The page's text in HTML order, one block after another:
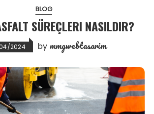
BLOG
SÜREÇLERI NASILDIR?
2024 by mmgwebtasarim